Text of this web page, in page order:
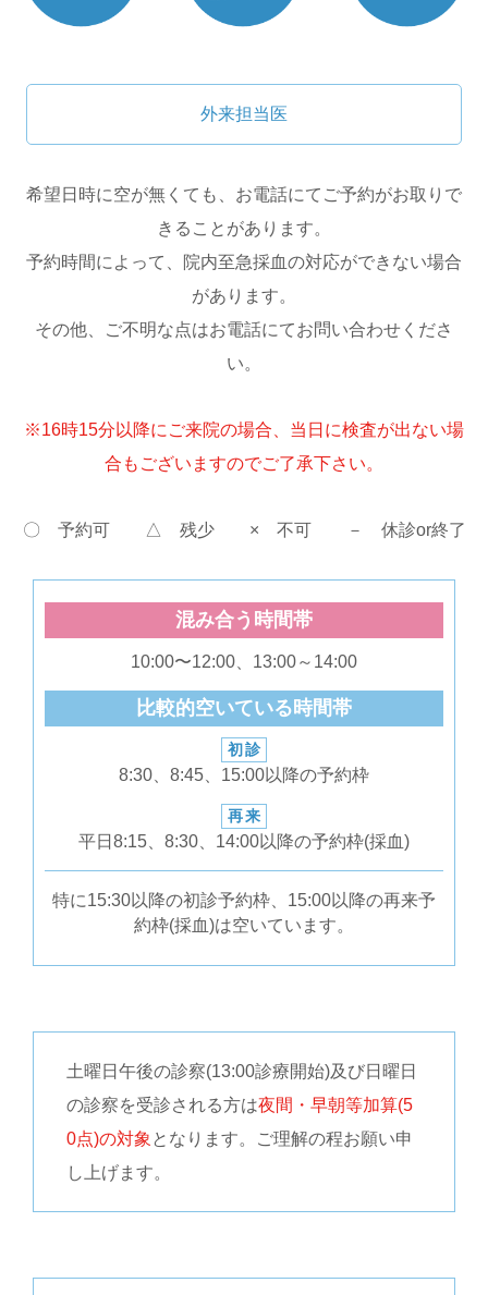
外来担当医
希望日時に空が無くても、お電話にてご予約がお取りで
きることがあります。
予約時間によって、院内至急採血の対応ができない場合
があります。
その他、ご不明な点はお電話にてお問い合わせくださ
い。
※16時15分以降にご来院の場合、当日に検査が出ない場
合もございますのでご了承下さい。
〇 予約可 △ 残少 × 不可 － 休診or終了
混み合う時間帯
10:00〜12:00、13:00～14:00
比較的空いている時間帯
初診
8:30、8:45、15:00以降の予約枠
再来
平日8:15、8:30、14:00以降の予約枠(採血)
特に15:30以降の初診予約枠、15:00以降の再来予
約枠(採血)は空いています。
土曜日午後の診察(13:00診療開始)及び日曜日
の診察を受診される方は夜間・早朝等加算(5
0点)の対象 となります。ご理解の程お願い申
し上げます。